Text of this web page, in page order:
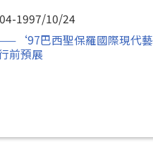
1997/10/24
巴西聖保羅國際現代藝
前預展